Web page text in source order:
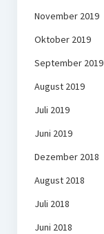
November 2019
Oktober 2019
September 2019
August 2019
Juli 2019
Juni 2019
Dezember 2018
August 2018
Juli 2018
Juni 2018